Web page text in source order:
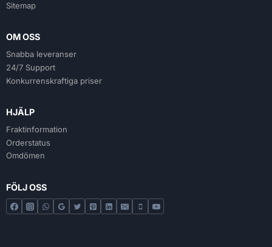
Sitemap
OM OSS
Snabba leveranser
24/7 Support
Konkurrenskraftiga priser
HJÄLP
Fraktinformation
Orderstatus
Omdömen
FÖLJ OSS